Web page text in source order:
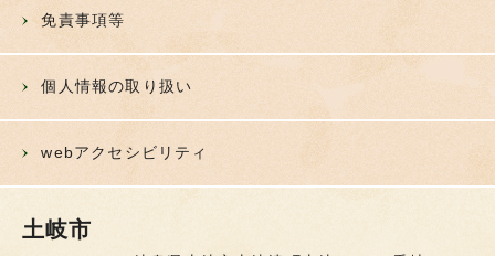
免責事項等
個人情報の取り扱い
webアクセシビリティ
土岐市